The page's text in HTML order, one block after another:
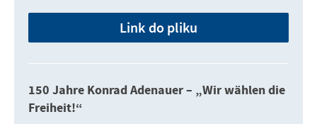
Link do pliku
150 Jahre Konrad Adenauer – „Wir wählen die
Freiheit!“